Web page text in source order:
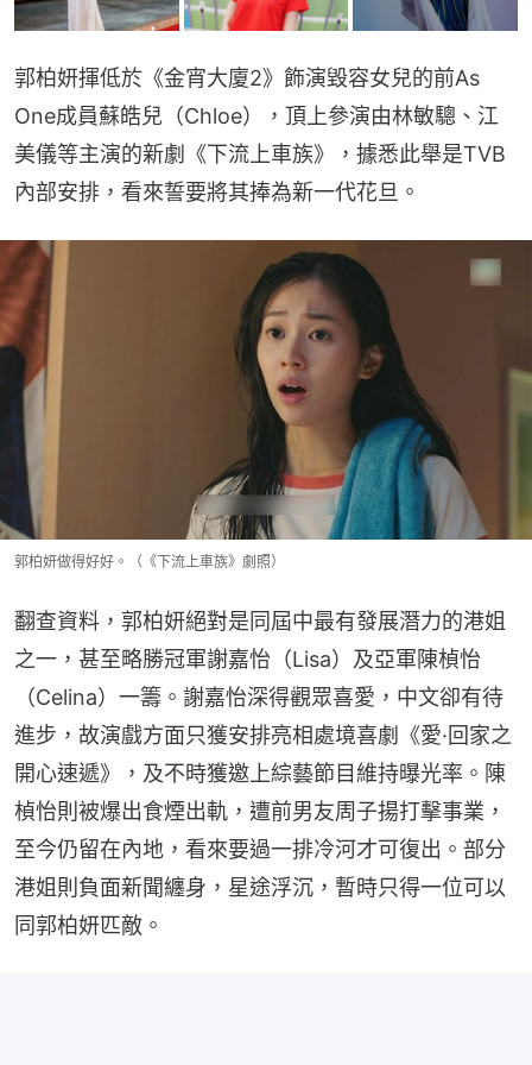
郭柏妍揮低於《金宵大廈2》飾演毀容女兒的前As
One成員蘇皓兒（Chloe），頂上參演由林敏驄、江
美儀等主演的新劇《下流上車族》，據悉此舉是TVB
內部安排，看來誓要將其捧為新一代花旦。
郭柏妍做得好好。（《下流上車族》劇照）
翻查資料，郭柏妍絕對是同屆中最有發展潛力的港姐
之一，甚至略勝冠軍謝嘉怡（Lisa）及亞軍陳楨怡
（Celina）一籌。謝嘉怡深得觀眾喜愛，中文卻有待
進步，故演戲方面只獲安排亮相處境喜劇《愛·回家之
開心速遞》，及不時獲邀上綜藝節目維持曝光率。陳
楨怡則被爆出食煙出軌，遭前男友周子揚打擊事業，
至今仍留在內地，看來要過一排冷河才可復出。部分
港姐則負面新聞纏身，星途浮沉，暫時只得一位可以
同郭柏妍匹敵。